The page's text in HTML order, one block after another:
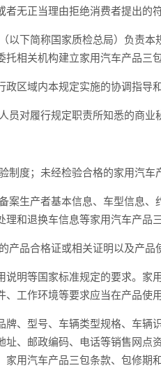
无正当理由拒绝消费者提出的
以下简称国家质检总局）负责
相关机构建立家用汽车产品三
区域内本规定实施的协调指导和
员对履行规定职责所知悉的商业
制度；未经检验合格的家用汽车
案生产者基本信息、车型信息
和退换车信息等家用汽车产品
产品合格证或相关证明以及产品
说明等国家标准规定的要求。
工作环境等要求应当在产品使
牌、型号、车辆类型规格、车辆
、邮政编码、电话等销售网
用汽车产品三包条款、包修期